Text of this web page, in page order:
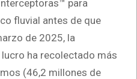
para
fluvial antes de que
de 2025, la
ha recolectado más
(46,2 millones de